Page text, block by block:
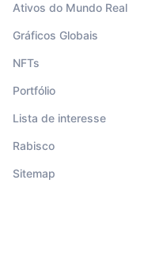
Ativos do Mundo Real
Gráficos Globais
NFTs
Portfólio
Lista de interesse
Rabisco
Sitemap